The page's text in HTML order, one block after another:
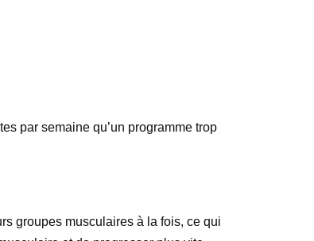
par semaine qu’un programme trop
groupes musculaires à la fois, ce qui